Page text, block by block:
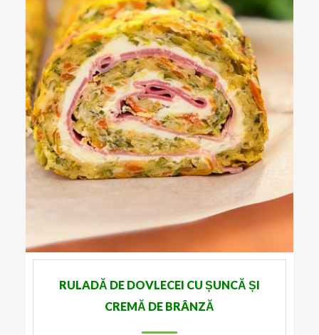
RULADĂ DE DOVLECEI CU ȘUNCĂ ȘI
CREMĂ DE BRÂNZĂ